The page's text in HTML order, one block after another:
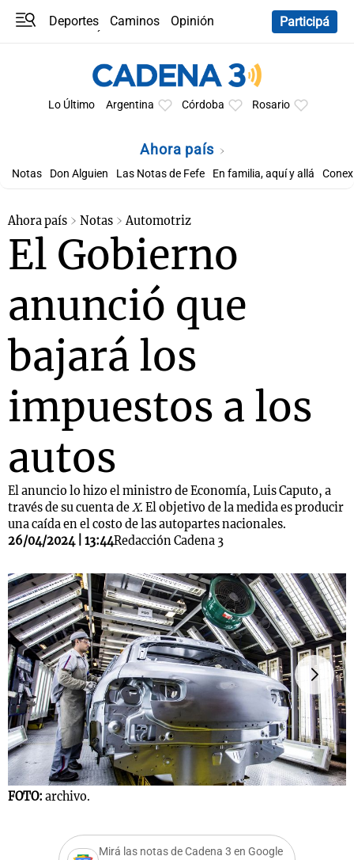
Deportes Caminos
Opinión
Participá
Lo Último Argentina Córdoba Rosario
Ahora país
Notas Don Alguien Las Notas de Fefe En familia, aquí y allá
Ahora país Notas Automotriz
El Gobierno
anunció que
bajará los
impuestos a los
autos
El anuncio lo hizo el ministro de Economía, Luis Caputo, a
través de su cuenta deX. El objetivo de la medida es producir
una caída en el costo de las autopartes nacionales.
26/04/2024 | 13:44Redacción Cadena 3
FOTO: archivo.
Mirá las notas de Cadena 3 en Google
Mundial 2026
Notas
Cadena 3